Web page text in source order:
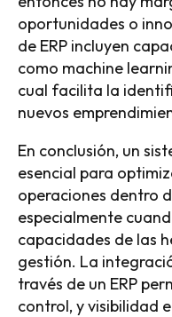
oportunidades o
de ERP incluyen
como machine
cual facilita la
nuevos
En conclusión, un
esencial para
operaciones dentro
especialmente
capacidades de las
gestión. La
través de un ERP
control, y visibilidad